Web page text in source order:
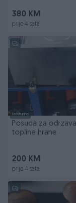
380 KM
prije 4 sata
Dostupno
Posuda za
topline hrane
200 KM
prije 4 sata